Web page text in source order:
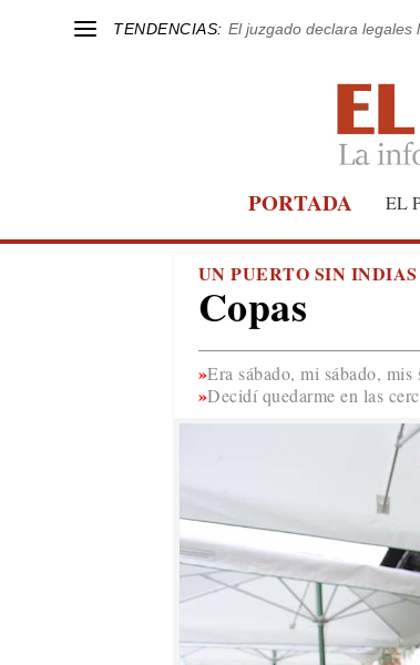
TENDENCIAS: El juzgado declara legales
PORTADA EL
UN PUERTO SIN
Copas
Era sábado, mi sábado,
Decidí quedarme en las